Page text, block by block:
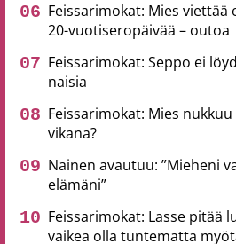
Feissarimokat: Mies viettää
20-vuotiseropäivää – outoa
Feissarimokat: Seppo ei
naisia
Feissarimokat: Mies
vikana?
Nainen avautuu: ”Mieheni
elämäni”
Feissarimokat: Lasse pitää
vaikea olla tuntematta